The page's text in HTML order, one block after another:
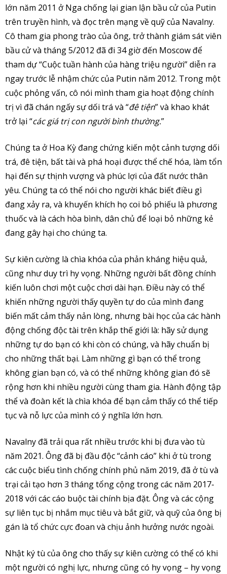
lớn năm 2011 ở Nga chống lại gian lận bầu cử của Putin
trên truyền hình, và đọc trên mạng về quỹ của Navalny.
Cô tham gia phong trào của ông, trở thành giám sát viên
bầu cử và tháng 5/2012 đã đi 34 giờ đến Moscow để
tham dự “Cuộc tuần hành của hàng triệu người” diễn ra
ngay trước lễ nhậm chức của Putin năm 2012. Trong một
cuộc phỏng vấn, cô nói mình tham gia hoạt động chính
trị vì đã chán ngấy sự dối trá và “đê tiện” và khao khát
trở lại “các giá trị con người bình thường.”
Chúng ta ở Hoa Kỳ đang chứng kiến một cảnh tượng dối
trá, đê tiện, bất tài và phá hoại được thể chế hóa, làm tổn
hại đến sự thịnh vượng và phúc lợi của đất nước thân
yêu. Chúng ta có thể nói cho người khác biết điều gì
đang xảy ra, và khuyến khích họ coi bỏ phiếu là phương
thuốc và là cách hòa bình, dân chủ để loại bỏ những kẻ
đang gây hại cho chúng ta.
Sự kiên cường là chìa khóa của phản kháng hiệu quả,
cũng như duy trì hy vọng. Những người bất đồng chính
kiến luôn chơi một cuộc chơi dài hạn. Điều này có thể
khiến những người thấy quyền tự do của mình đang
biến mất cảm thấy nản lòng, nhưng bài học của các hành
động chống độc tài trên khắp thế giới là: hãy sử dụng
những tự do bạn có khi còn có chúng, và hãy chuẩn bị
cho những thất bại. Làm những gì bạn có thể trong
không gian bạn có, và có thể những không gian đó sẽ
rộng hơn khi nhiều người cùng tham gia. Hành động tập
thể và đoàn kết là chìa khóa để bạn cảm thấy có thể tiếp
tục và nỗ lực của mình có ý nghĩa lớn hơn.
Navalny đã trải qua rất nhiều trước khi bị đưa vào tù
năm 2021. Ông đã bị đầu độc “cảnh cáo” khi ở tù trong
các cuộc biểu tình chống chính phủ năm 2019, đã ở tù và
trại cải tạo hơn 3 tháng tổng cộng trong các năm 2017-
2018 với các cáo buộc tài chính bịa đặt. Ông và các cộng
sự liên tục bị nhắm mục tiêu và bắt giữ, và quỹ của ông bị
gán là tổ chức cực đoan và chịu ảnh hưởng nước ngoài.
Nhật ký tù của ông cho thấy sự kiên cường có thể có khi
một người có nghị lực, nhưng cũng có hy vọng – hy vọng